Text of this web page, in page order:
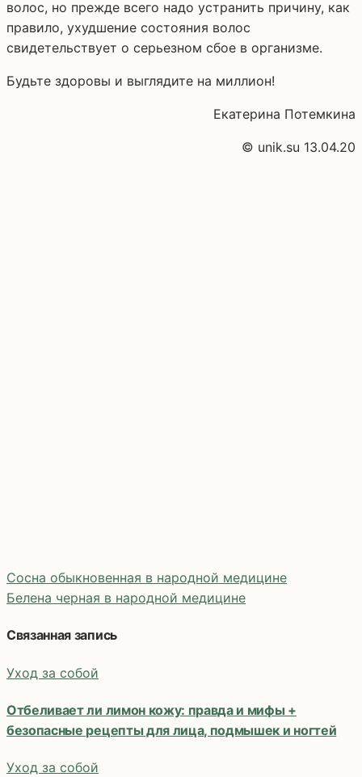
волос, но прежде всего надо устранить причину, как
правило, ухудшение состояния волос
свидетельствует о серьезном сбое в организме.
Будьте здоровы и выглядите на миллион!
Екатерина Потемкина
© unik.su 13.04.20
Навигация
записям
Сосна обыкновенная в народной медицине
Белена черная в народной медицине
Связанная запись
Уход за собой
Отбеливает ли лимон кожу: правда и мифы +
безопасные рецепты для лица, подмышек и ногтей
Уход за собой